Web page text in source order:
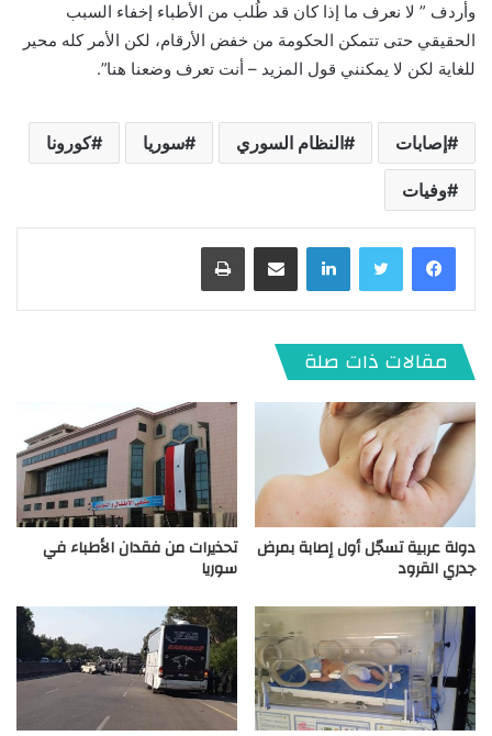
وأردف ” لا نعرف ما إذا كان قد طُلب من الأطباء إخفاء السبب
الحقيقي حتى تتمكن الحكومة من خفض الأرقام، لكن الأمر كله محير
للغاية لكن لا يمكنني قول المزيد – أنت تعرف وضعنا هنا”.
إصابات النظام السوري سوريا كورونا
وفيات
لينكدإن
مقالات ذات صلة
دولة عربية تسجّل أول إصابة بمرض
جدري القرود
تحذيرات من فقدان الأطباء في
سوريا